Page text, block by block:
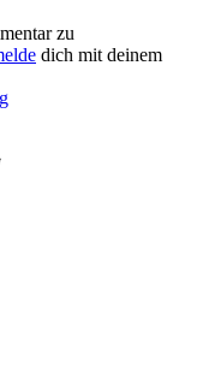
zu
dich mit deinem